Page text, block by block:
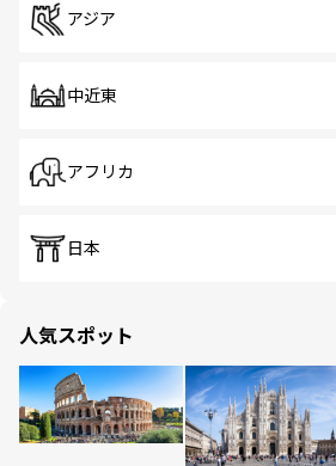
アジア
中近東
アフリカ
日本
人気スポット